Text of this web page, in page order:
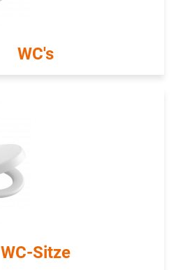
WC's
WC-Sitze